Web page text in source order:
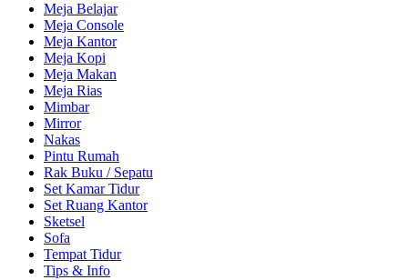
Meja Belajar
Meja Console
Meja Kantor
Meja Kopi
Meja Makan
Meja Rias
Mimbar
Mirror
Nakas
Pintu Rumah
Rak Buku / Sepatu
Set Kamar Tidur
Set Ruang Kantor
Sketsel
Sofa
Tempat Tidur
Tips & Info